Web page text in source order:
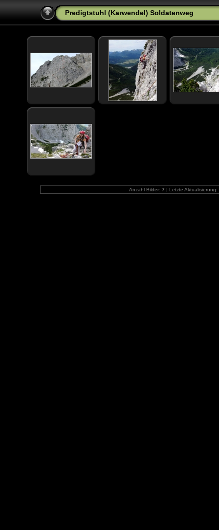
Predigtstuhl (Karwendel) Soldatenweg
Anzahl Bilder: 7 | Letzte Aktualisierung: